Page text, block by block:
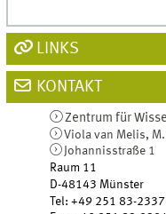
LINKS
KONTAKT
Zentrum für
Viola van Melis, M.
Johannisstraße 1
Raum 11
D-48143 Münster
Tel:+49 251 83-